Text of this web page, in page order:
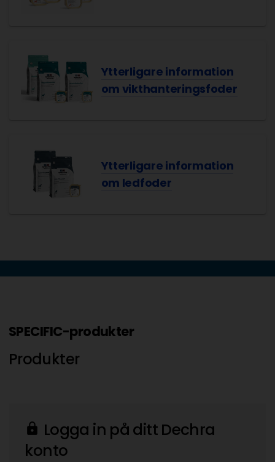
Ytterligare information
om vikthanteringsfoder
Ytterligare information
om ledfoder
SPECIFIC-produkter
Produkter
lock Logga in på ditt Dechra
konto